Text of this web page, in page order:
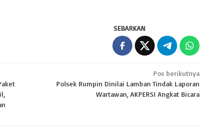
SEBARKAN
Pos berikutnya
Polsek Rumpin Dinilai Lamban Tindak Laporan
Wartawan, AKPERSI Angkat Bicara